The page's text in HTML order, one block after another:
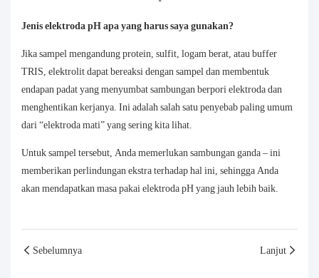
Jenis elektroda pH apa yang harus saya gunakan?
Jika sampel mengandung protein, sulfit, logam berat, atau buffer
TRIS, elektrolit dapat bereaksi dengan sampel dan membentuk
endapan padat yang menyumbat sambungan berpori elektroda dan
menghentikan kerjanya. Ini adalah salah satu penyebab paling umum
dari “elektroda mati” yang sering kita lihat.
Untuk sampel tersebut, Anda memerlukan sambungan ganda – ini
memberikan perlindungan ekstra terhadap hal ini, sehingga Anda
akan mendapatkan masa pakai elektroda pH yang jauh lebih baik.
Sebelumnya Lanjut